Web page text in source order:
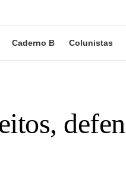
Caderno B Colunistas